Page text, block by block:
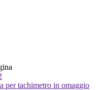
per tachimetro in omaggio